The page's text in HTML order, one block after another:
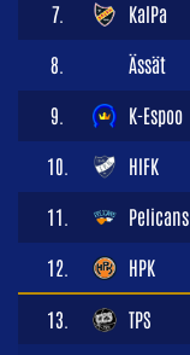
7. KalPa
8. Ässät
9. K-Espoo
10. HIFK
11. Pelicans
12. HPK
13. TPS